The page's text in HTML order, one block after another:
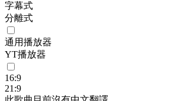
字幕式
分離式
通用播放器
YT播放器
16:9
21:9